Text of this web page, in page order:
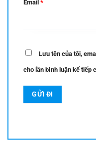
Email *
Lưu tên của tôi,
cho lần bình luận kế tiếp